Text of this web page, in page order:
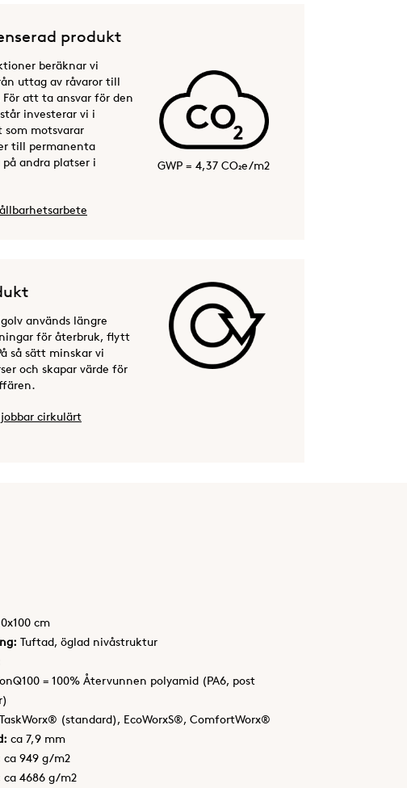
produkt
beräknar vi
uttag av råvaror till
att ta ansvar för den
investerar vi i
som motsvarar
till permanenta
andra platser i
GWP = 4,37 CO₂e/m2
används längre
för återbruk, flytt
så sätt minskar vi
och skapar värde för
cirkulärt
cm
Tuftad, öglad nivåstruktur
= 100% Återvunnen polyamid (PA6, post
TaskWorx® (standard), EcoWorxS®, ComfortWorx®
ca 7,9 mm
ca 949 g/m2
ca 4686 g/m2